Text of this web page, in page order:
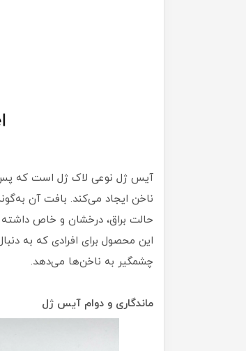
ناخن ایجاد می‌کند. بافت آن
حالت براق، درخشان و خاص داشته
این محصول برای افرادی که به
چشمگیر به ناخن‌ها می‌دهد.
ماندگاری و دوام آیس ژل